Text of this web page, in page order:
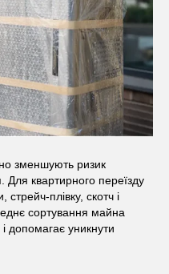
зменшують ризик
квартирного переїзду
плівку, скотч і
сортування майна
допомагає уникнути